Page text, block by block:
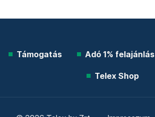
Támogatás Adó 1% felajánlás
Telex Shop